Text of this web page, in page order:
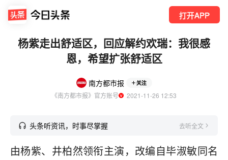
打开APP
杨紫走出舒适区，回应解约欢瑞：我很感
恩，希望扩张舒适区
南方都市报 关注
《南方都市报》官方账号
  2021-11-26 12:53
头条听资讯，时事尽掌握 去听全文
由杨紫、井柏然领衔主演，改编自毕淑敏同名